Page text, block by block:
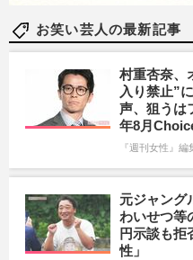
お笑い芸人の最新記事
村重杏奈、
入り禁止”
声、狙うは
年8月
『週刊女性』編
元ジャング
わいせつ等
円示談も拒
性」